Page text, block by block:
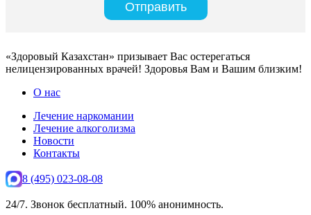
«Здоровый Казахстан» призывает Вас остерегаться
нелицензированных врачей! Здоровья Вам и Вашим близким!
О нас
Лечение наркомании
Лечение алкоголизма
Новости
Контакты
8 (495) 023-08-08
24/7. Звонок бесплатный. 100% анонимность.